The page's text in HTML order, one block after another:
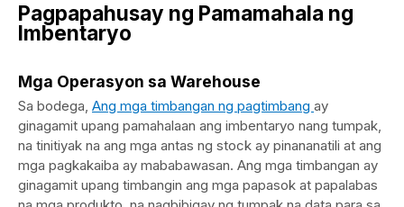
Pagpapahusay ng Pamamahala ng
Imbentaryo
Mga Operasyon sa Warehouse
Sa bodega, Ang mga timbangan ng pagtimbang ay
ginagamit upang pamahalaan ang imbentaryo nang tumpak,
na tinitiyak na ang mga antas ng stock ay pinananatili at ang
mga pagkakaiba ay mababawasan. Ang mga timbangan ay
ginagamit upang timbangin ang mga papasok at papalabas